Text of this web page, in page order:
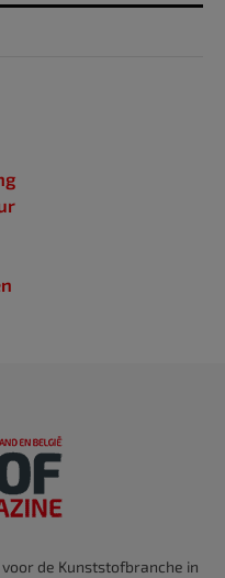
de Kunststofbranche in